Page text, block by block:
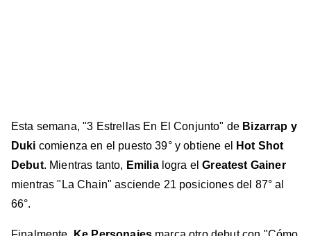
Esta semana, "3 Estrellas En El Conjunto" de Bizarrap y
Duki comienza en el puesto 39° y obtiene el
Hot Shot
Debut. Mientras tanto, Emilia logra elGreatest Gainer
mientras "La Chain" asciende 21 posiciones del 87° al
66°.